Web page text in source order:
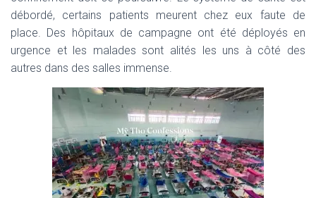
débordé, certains patients meurent chez eux faute de
place. Des hôpitaux de campagne ont été déployés en
urgence et les malades sont alités les uns à côté des
autres dans des salles immense.